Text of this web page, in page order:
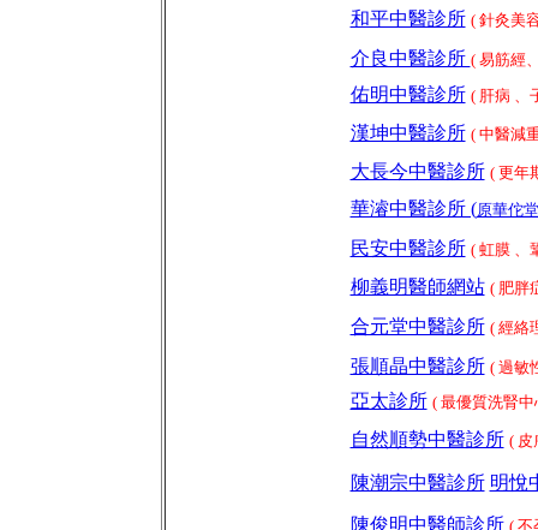
和平中醫診所 ( 針灸美
介良中醫診所 ( 易筋經
佑明中醫診所 ( 肝病 、
漢坤中醫診所 ( 中醫減
大長今中醫診所 ( 更年
華濬中醫診所 (原華佗
民安中醫診所 ( 虹膜 、
柳義明醫師網站 ( 肥胖
合元堂中醫診所 ( 經絡
張順晶中醫診所 ( 過敏
亞太診所 ( 最優質洗腎中
自然順勢中醫診所 ( 皮
陳潮宗中醫診所 明悅
陳俊明中醫師診所 ( 不